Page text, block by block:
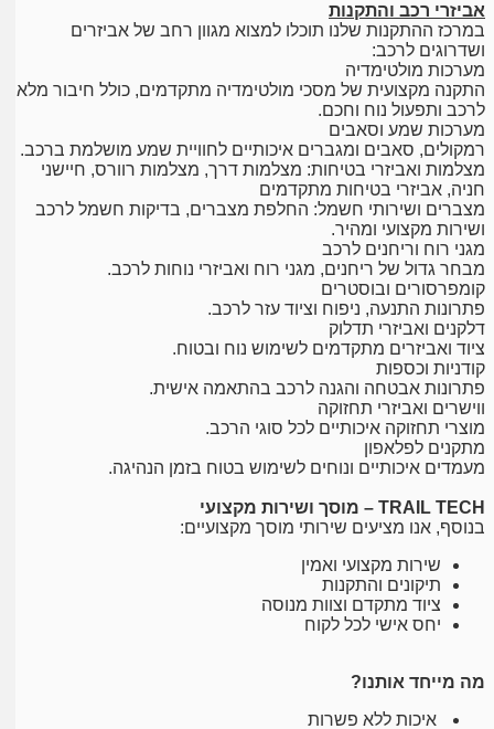
אביזרי רכב והתקנות
במרכז ההתקנות שלנו תוכלו למצוא מגוון רחב של אביזרים
ושדרוגים לרכב:
מערכות מולטימדיה
התקנה מקצועית של מסכי מולטימדיה מתקדמים, כולל חיבור מלא
לרכב ותפעול נוח וחכם.
מערכות שמע וסאבים
רמקולים, סאבים ומגברים איכותיים לחוויית שמע מושלמת ברכב.
מצלמות ואביזרי בטיחות: מצלמות דרך, מצלמות רוורס, חיישני
חניה, אביזרי בטיחות מתקדמים
מצברים ושירותי חשמל: החלפת מצברים, בדיקות חשמל לרכב
ושירות מקצועי ומהיר.
מגני רוח וריחנים לרכב
מבחר גדול של ריחנים, מגני רוח ואביזרי נוחות לרכב.
קומפרסורים ובוסטרים
פתרונות התנעה, ניפוח וציוד עזר לרכב.
דלקנים ואביזרי תדלוק
ציוד ואביזרים מתקדמים לשימוש נוח ובטוח.
קודניות וכספות
פתרונות אבטחה והגנה לרכב בהתאמה אישית.
ווישרים ואביזרי תחזוקה
מוצרי תחזוקה איכותיים לכל סוגי הרכב.
מתקנים לפלאפון
מעמדים איכותיים ונוחים לשימוש בטוח בזמן הנהיגה.
TRAIL TECH – מוסך ושירות מקצועי
בנוסף, אנו מציעים שירותי מוסך מקצועיים:
שירות מקצועי ואמין
תיקונים והתקנות
ציוד מתקדם וצוות מנוסה
יחס אישי לכל לקוח
מה מייחד אותנו?
איכות ללא פשרות